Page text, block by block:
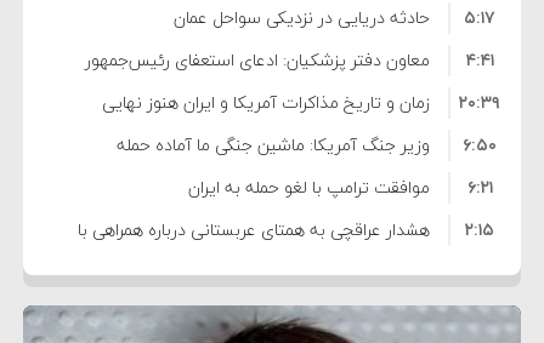
فساد و اختلاس اموال
حادثه دریایی در نزدیکی سواحل عمان
۵:۱۷
معاون دفتر پزشکیان: ادعای استعفای رئیس‌جمهور
واهی و کذب محض است
۴:۴۱
زمان و تاریخ مذاکرات آمریکا و ایران هنوز نهایی
نشده است
۲۰:۳۹
وزیر جنگ آمریکا: ماشین جنگی ما آماده حمله
نظامی علیه ایران است
۶:۵۰
موافقت ترامپ با لغو حمله به ایران
۶:۲۱
هشدار عراقچی به همتای عربستانی درباره همراهی با
آمریکا
۲:۱۵
مقام ارشد امنیتی: برنامه گسترده‌ای برای پاسخ به
دیوانگی آمریکا داریم
۷:۱۰
ترامپ دستور حملات جدید علیه ایران را صادر کرد
۵:۴۵